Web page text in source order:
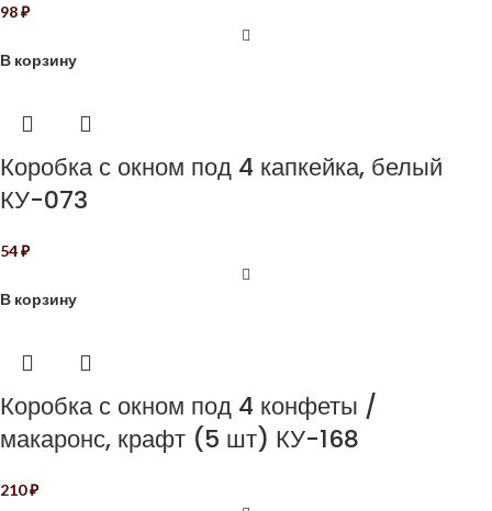
98₽
В корзину
Коробка с окном под 4 капкейка, белый
КУ-073
54₽
В корзину
Коробка с окном под 4 конфеты /
макаронс, крафт (5 шт) КУ-168
210₽